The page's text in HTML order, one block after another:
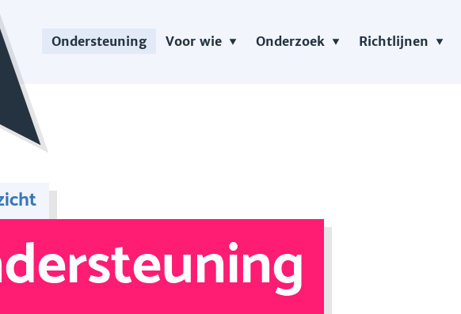
Ondersteuning Voor wie Onderzoek Richtlijnen